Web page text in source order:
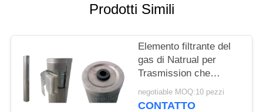
SITO
PRIVACY
POLICY
Prodotti Simili
Elemento filtrante del
gas di Natrual per
Trasmission che
elabora PPEF -
modello 336
negotiable MOQ:10 pezzi
CONTATTO